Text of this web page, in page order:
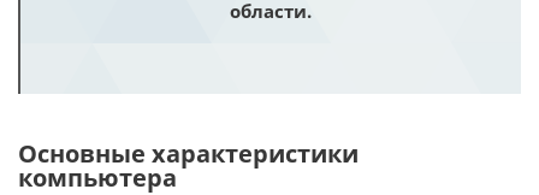
области.
Основные характеристики
компьютера